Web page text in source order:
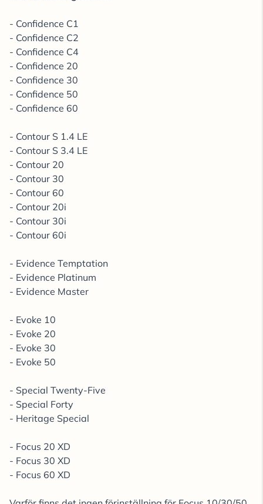
- Confidence C1
- Confidence C2
- Confidence C4
- Confidence 20
- Confidence 30
- Confidence 50
- Confidence 60
- Contour S 1.4 LE
- Contour S 3.4 LE
- Contour 20
- Contour 30
- Contour 60
- Contour 20i
- Contour 30i
- Contour 60i
- Evidence Temptation
- Evidence Platinum
- Evidence Master
- Evoke 10
- Evoke 20
- Evoke 30
- Evoke 50
- Special Twenty-Five
- Special Forty
- Heritage Special
- Focus 20 XD
- Focus 30 XD
- Focus 60 XD